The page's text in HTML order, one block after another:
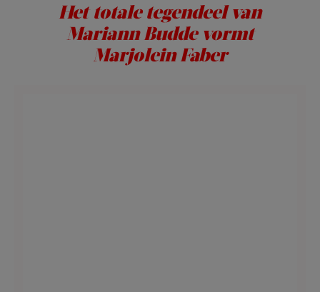
Het totale tegendeel van
Mariann Budde vormt
Marjolein Faber